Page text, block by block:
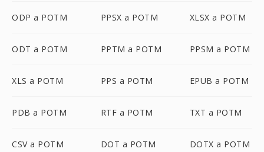
ODP a POTM PPSX a POTM XLSX a POTM
ODT a POTM PPTM a POTM PPSM a POTM
XLS a POTM PPS a POTM EPUB a POTM
PDB a POTM RTF a POTM TXT a POTM
CSV a POTM DOT a POTM DOTX a POTM